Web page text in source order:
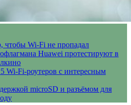
чтобы Wi-Fi не пропадал
Huawei протестируют в
Wi-Fi-роутеров с интересным
microSD и разъёмом для